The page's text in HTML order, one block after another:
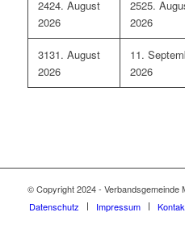
2424. August
2026
2525.
2026
3131. August
2026
11.
2026
© Copyright 2024 - Verbandsgemeinde
Datenschutz
Impressum